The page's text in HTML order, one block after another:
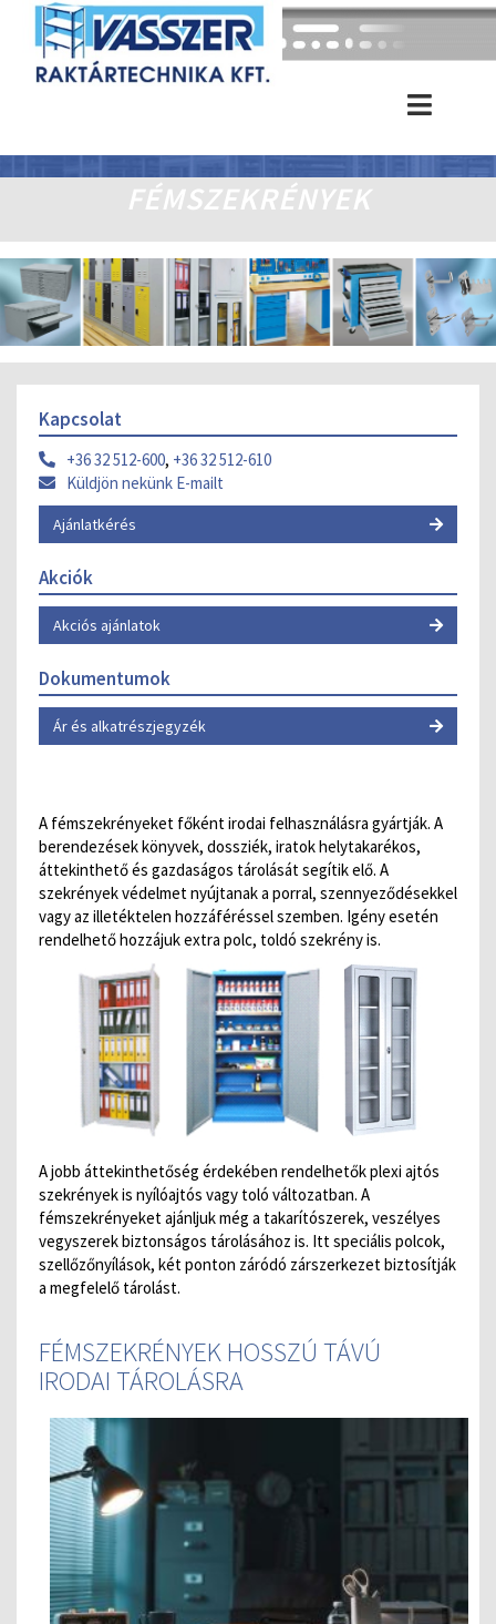
FÉMSZEKRÉNYEK
Kapcsolat
+36 32 512-600, +36 32 512-610
Küldjön nekünk E-mailt
Ajánlatkérés
Akciók
Akciós ajánlatok
Dokumentumok
Ár és alkatrészjegyzék
A fémszekrényeket főként irodai felhasználásra gyártják. A
berendezések könyvek, dossziék, iratok helytakarékos,
áttekinthető és gazdaságos tárolását segítik elő. A
szekrények védelmet nyújtanak a porral, szennyeződésekkel
vagy az illetéktelen hozzáféréssel szemben. Igény esetén
rendelhető hozzájuk extra polc, toldó szekrény is.
A jobb áttekinthetőség érdekében rendelhetők plexi ajtós
szekrények is nyílóajtós vagy toló változatban. A
fémszekrényeket ajánljuk még a takarítószerek, veszélyes
vegyszerek biztonságos tárolásához is. Itt speciális polcok,
szellőzőnyílások, két ponton záródó zárszerkezet biztosítják
a megfelelő tárolást.
FÉMSZEKRÉNYEK HOSSZÚ TÁVÚ
IRODAI TÁROLÁSRA